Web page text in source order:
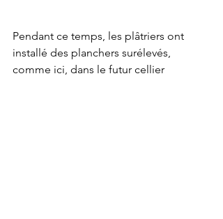
Pendant ce temps, les plâtriers ont
installé des planchers surélevés,
comme ici, dans le futur cellier